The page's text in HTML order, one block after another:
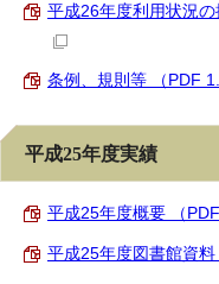
平成26年度利用状況の
条例、規則等 （PDF
平成25年度実績
平成25年度概要 （PDF
平成25年度図書館資料